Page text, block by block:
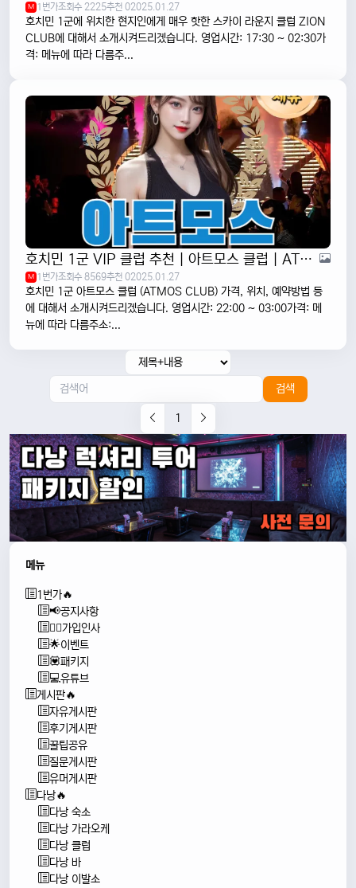
M 1번가조회수 2225추천 02025.01.27
호치민 1군에 위치한 현지인에게 매우 핫한 스카이 라운지 클럽 ZION
CLUB에 대해서 소개시켜드리겠습니다. 영업시간: 17:30 ~ 02:30가
격: 메뉴에 따라 다름주...
호치민 1군 VIP 클럽 추천 | 아트모스 클럽 | ATMOS CLUB
M 1번가조회수 8569추천 02025.01.27
호치민 1군 아트모스 클럽 (ATMOS CLUB) 가격, 위치, 예약방법 등
에 대해서 소개시켜드리겠습니다. 영업시간: 22:00 ~ 03:00가격: 메
뉴에 따라 다름주소:...
검색
1
메뉴
1번가🔥
📢공지사항
🙇‍♂️가입인사
🌟이벤트
💟패키지
💻유튜브
게시판🔥
자유게시판
후기게시판
꿀팁공유
질문게시판
유머게시판
다낭🔥
다낭 숙소
다낭 가라오케
다낭 클럽
다낭 바
다낭 이발소